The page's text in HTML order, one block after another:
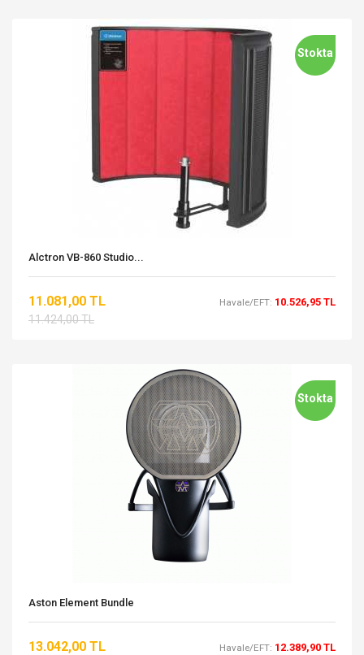
Stokta
Alctron VB-860 Studio...
11.081,00 TL
11.424,00 TL
Havale/EFT: 10.526,95 TL
Stokta
Aston Element Bundle
13.042,00 TL Havale/EFT: 12.389,90 TL